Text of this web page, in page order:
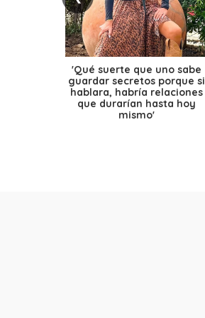
'Qué suerte que uno sabe
guardar secretos porque si
hablara, habría relaciones
que durarían hasta hoy
mismo'